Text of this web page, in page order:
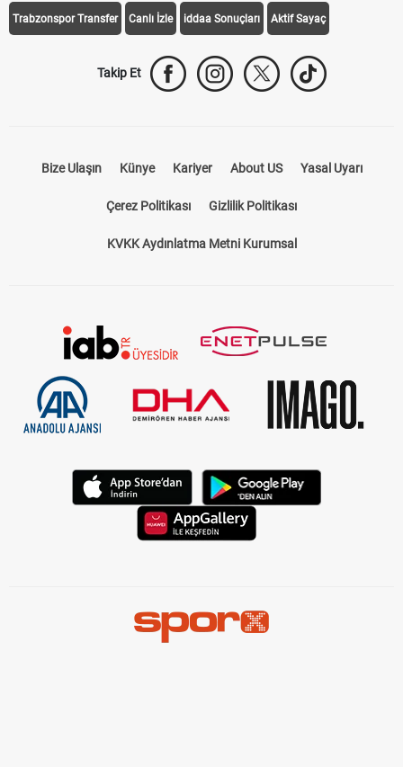
Trabzonspor Transfer Canlı İzle iddaa Sonuçları Aktif Sayaç
Takip Et
Bize Ulaşın Künye Kariyer About US Yasal Uyarı
Çerez Politikası Gizlilik Politikası
KVKK Aydınlatma Metni Kurumsal